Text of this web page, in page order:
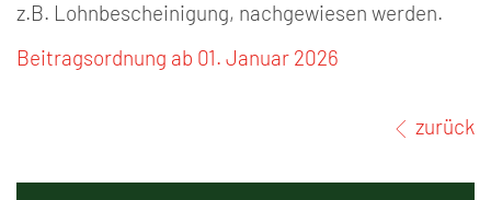
z.B. Lohnbescheinigung, nachgewiesen werden.
Beitragsordnung ab 01. Januar 2026
zurück